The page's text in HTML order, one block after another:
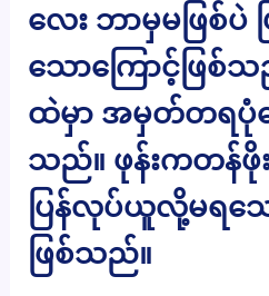
လေး ဘာမှမဖြစ်ပဲ
သောကြောင့်ဖြစ်သ
ထဲမှာ အမှတ်တရပုံတွ
သည်။ ဖုန်းကတန်
ပြန်လုပ်ယူလို့မရသ
ဖြစ်သည်။